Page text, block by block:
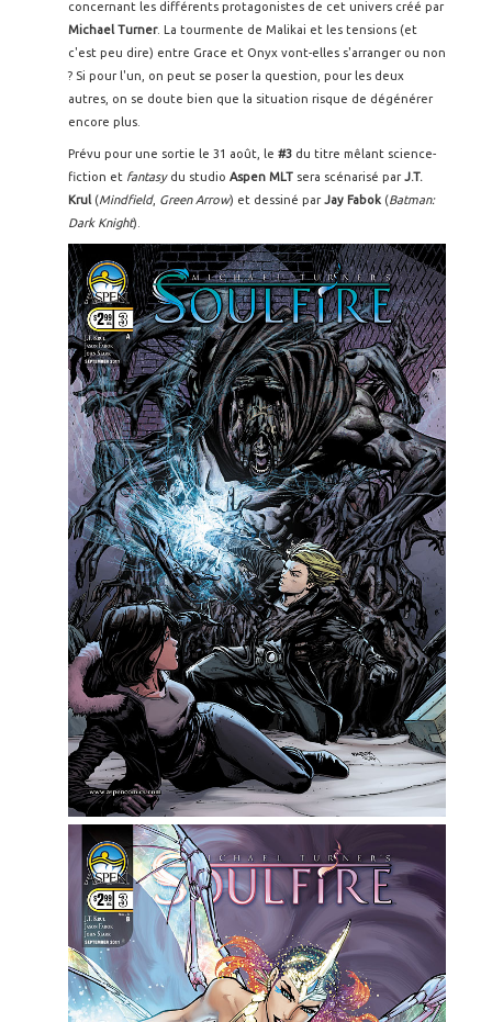
concernant les différents protagonistes de cet univers créé par
Michael Turner. La tourmente de Malikai et les tensions (et
c'est peu dire) entre Grace et Onyx vont-elles s'arranger ou non
? Si pour l'un, on peut se poser la question, pour les deux
autres, on se doute bien que la situation risque de dégénérer
encore plus.
Prévu pour une sortie le 31 août, le #3 du titre mêlant science-
fiction et fantasydu studio Aspen MLT sera scénarisé parJ.T.
Krul (Mindfield, Green Arrow) et dessiné parJay Fabok (Batman:
Dark Knight).